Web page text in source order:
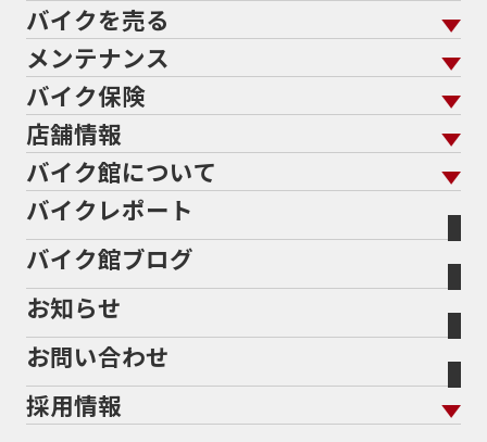
689cc690SMCR
701エンデューロ72PS750750cc75th
765773cc800cc80s80万以下
80万以下大型80万円以下82185馬力883
883R890DUKE899 Panigale8月8月11日
8耐8耐見に行きたい
946ml950S950cc
ADDRESSADDRESS 110ADVADV150
ADV160AEROX
AEROX155 ABS
ANNIVERSARYAPEAPE 100 DXAPEX
ARMORED CORE2
Address125
バイクを買う トップ
バイクを探す
メーカーから探す
色から探す
スタイルから探す
排気量から探す
地域から探す
走行距離から探す
中古車から探す
バイクを売る
バイクを売る トップ
バイク館買取の強み
バイクを高く売るコツ
バイク買取の流れ
全国展開の強み
よくあるご質問
バイク買取強化車両
メーカー別買取相場・
ヤマハ
ホンダ
スズキ
トライアンフ
アプリリア
KTM
メンテナンス
メンテナンス トップ
バイク点検
バイク車検
Bikeep
プロテクションフィルム
バイク保険
バイク保険 トップ
自賠責保険
任意保険
バイク保険無料見積り（現在未加入の方）
バイク保険無料見積り（他社でご加入の方）
盗難保険
店舗情報
店舗情報 トップ
北海道
宮城
福島
茨城
栃木
バイク館について
バイク館について トップ
バイク館が選ばれる理由
会社概要
沿革
二輪公正取引協議会加盟店
バイクレポート
バイク館ブログ
お知らせ
お問い合わせ
採用情報